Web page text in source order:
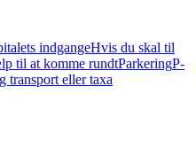
indgangeHvis du skal til
til at komme rundtParkeringP-
transport eller taxa